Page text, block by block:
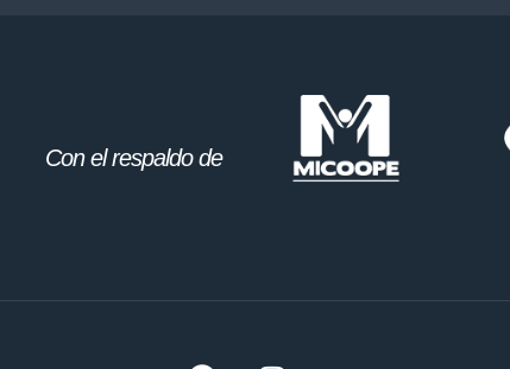
Con el respaldo de